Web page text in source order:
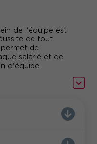
de l'équipe est
de tout
de
salarié et de
d'équipe.
et des situations